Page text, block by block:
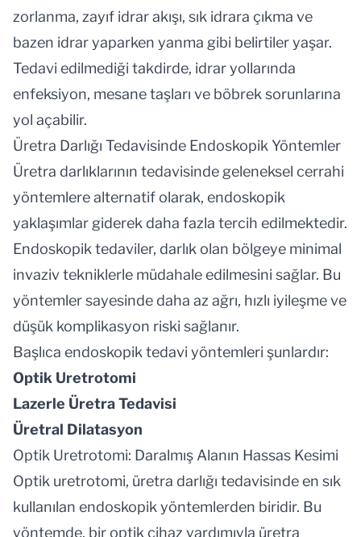
zorlanma, zayıf idrar akışı, sık idrara çıkma ve
bazen idrar yaparken yanma gibi belirtiler yaşar.
Tedavi edilmediği takdirde, idrar yollarında
enfeksiyon, mesane taşları ve böbrek sorunlarına
yol açabilir.
Üretra Darlığı Tedavisinde Endoskopik Yöntemler
Üretra darlıklarının tedavisinde geleneksel cerrahi
yöntemlere alternatif olarak, endoskopik
yaklaşımlar giderek daha fazla tercih edilmektedir.
Endoskopik tedaviler, darlık olan bölgeye minimal
invaziv tekniklerle müdahale edilmesini sağlar. Bu
yöntemler sayesinde daha az ağrı, hızlı iyileşme ve
düşük komplikasyon riski sağlanır.
Başlıca endoskopik tedavi yöntemleri şunlardır:
Optik Uretrotomi
Lazerle Üretra Tedavisi
Üretral Dilatasyon
Optik Uretrotomi: Daralmış Alanın Hassas Kesimi
Optik uretrotomi, üretra darlığı tedavisinde en sık
kullanılan endoskopik yöntemlerden biridir. Bu
yöntemde, bir optik cihaz yardımıyla üretra